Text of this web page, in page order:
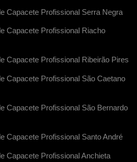
Capacete Profissional Serra Negra
Capacete Profissional Riacho
Capacete Profissional Ribeirão Pires
Capacete Profissional São Caetano
Capacete Profissional São Bernardo
Capacete Profissional Santo André
Capacete Profissional Anchieta